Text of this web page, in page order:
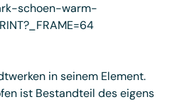
schoen-warm-
in seinem Element.
ist Bestandteil des eigens